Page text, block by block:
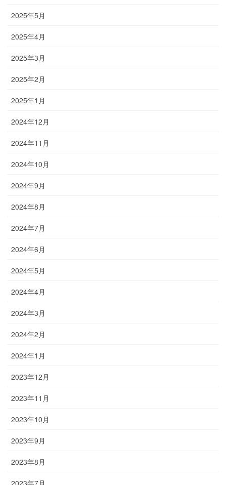
2025年5月
2025年4月
2025年3月
2025年2月
2025年1月
2024年12月
2024年11月
2024年10月
2024年9月
2024年8月
2024年7月
2024年6月
2024年5月
2024年4月
2024年3月
2024年2月
2024年1月
2023年12月
2023年11月
2023年10月
2023年9月
2023年8月